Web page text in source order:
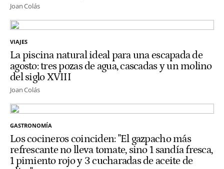
Joan Colás
VIAJES
La piscina natural ideal para una escapada de
agosto: tres pozas de agua, cascadas y un molino
del siglo XVIII
Joan Colás
GASTRONOMÍA
Los cocineros coinciden: "El gazpacho más
refrescante no lleva tomate, sino 1 sandía fresca,
1 pimiento rojo y 3 cucharadas de aceite de